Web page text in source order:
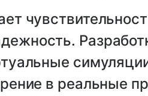
в реальные